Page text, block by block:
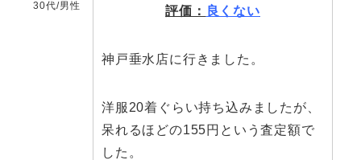
30代/男性 評価： 良くない
神戸垂水店に行きました。
洋服20着ぐらい持ち込みましたが、
呆れるほどの155円という査定額で
した。